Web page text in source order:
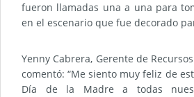
fueron llamadas una a una para
en el escenario que fue decorado
Yenny Cabrera, Gerente de
comentó: “Me siento muy feliz de
Día de la Madre a todas